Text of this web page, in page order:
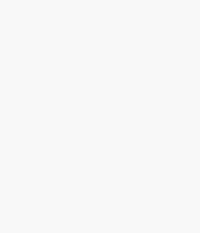
và Ngày Hắc Đạo kéo